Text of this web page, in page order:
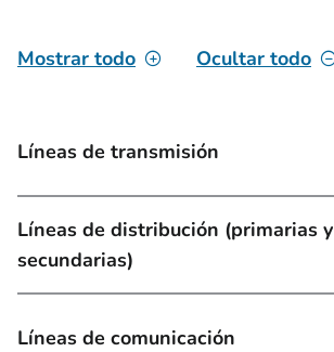
Mostrar todo Ocultar todo
Líneas de transmisión
Líneas de distribución (primarias y
secundarias)
Líneas de comunicación